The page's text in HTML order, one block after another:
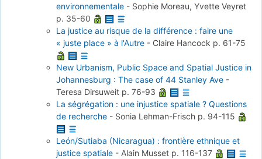
environnementale - Sophie Moreau, Yvette Veyret
p. 35-60
La justice au risque de la différence : faire une
« juste place » à l'Autre - Claire Hancock p. 61-75
New Urbanism, Public Space and Spatial Justice in
Johannesburg : The case of 44 Stanley Ave -
Teresa Dirsuweit p. 76-93
La ségrégation : une injustice spatiale ? Questions
de recherche - Sonia Lehman-Frisch p. 94-115
León/Sutiaba (Nicaragua) : frontière ethnique et
justice spatiale - Alain Musset p. 116-137